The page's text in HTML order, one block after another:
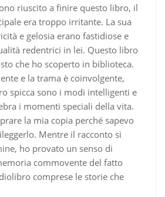
riuscito a finire questo libro, il
era troppo irritante. La sua
e gelosia erano fastidiose e
redentrici in lei. Questo libro
che ho scoperto in biblioteca.
e la trama è coinvolgente,
spicca sono i modi intelligenti e
i momenti speciali della vita.
la mia copia perché sapevo
Mentre il racconto si
ho provato un senso di
commovente del fatto
comprese le storie che